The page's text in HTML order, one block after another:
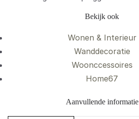
Bekijk ook
Wonen & Interieur
Wanddecoratie
Woonccessoires
Home67
Aanvullende informatie